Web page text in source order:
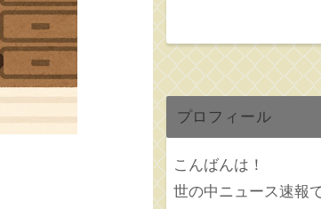
プロフィール
こんばんは！
世の中ニュース速報で